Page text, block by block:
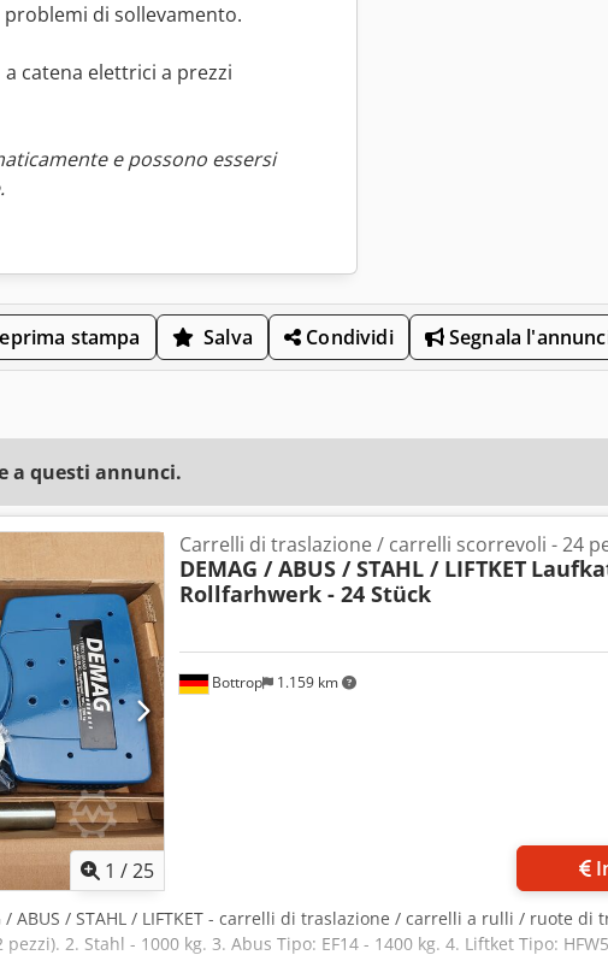
di sollevamento.
catena elettrici a prezzi
e possono essersi
stampa Salva Condividi Segnala
a questi annunci.
1 /25
Bottrop 1.159 km
Carrelli di traslazione / carrelli scorrevoli - 24
DEMAG / ABUS / STAHL / LIFTKET
Rollfarhwerk - 24 Stück
/ ABUS / STAHL / LIFTKET - carrelli di traslazione / carrelli a rulli / ruote
pezzi). 2. Stahl - 1000 kg. 3. Abus Tipo: EF14 - 1400 kg. 4. Liftket Tipo: